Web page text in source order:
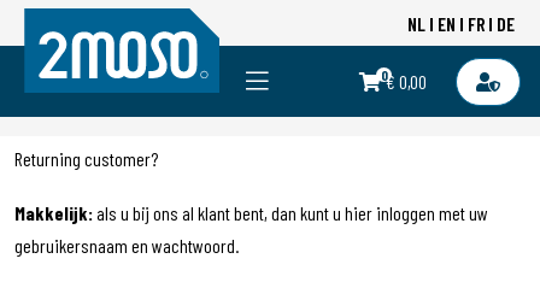
NL EN FR DE
0€ 0,00
Returning customer?
Makkelijk:als u bij ons al klant bent, dan kunt u hier inloggen met uw
gebruikersnaam en wachtwoord.